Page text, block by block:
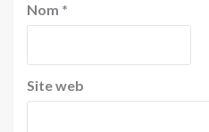
Nom *
Site web